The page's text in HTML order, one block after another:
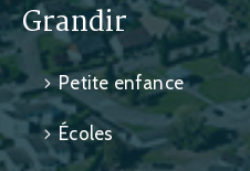
Grandir
Petite enfance
Écoles